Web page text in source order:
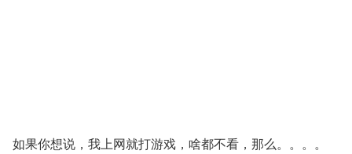
如果你想说，我上网就打游戏，啥都不看，那么。。。。